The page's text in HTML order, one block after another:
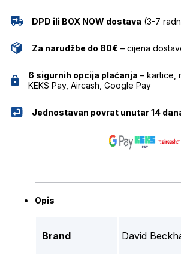
DPD ili BOX NOW dostava (3-7
Za narudžbe do 80€ – cijena
6 sigurnih opcija plaćanja – kartice,
KEKS Pay, Aircash, Google Pay
Jednostavan povrat unutar 14
Opis
Brand David